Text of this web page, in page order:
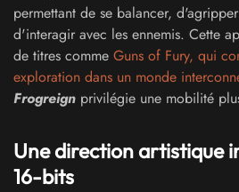
permettant de se balancer,
d'interagir avec les ennemis. Cette
de titres comme Guns of Fury, qui
exploration dans un monde
Frogreign privilégie une mobilité
Une direction artistique
16-bits